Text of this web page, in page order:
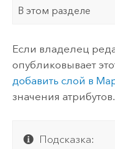
В этом разделе
Если владелец
опубликовывает
добавить слой в
значения атрибутов.
Подсказка: